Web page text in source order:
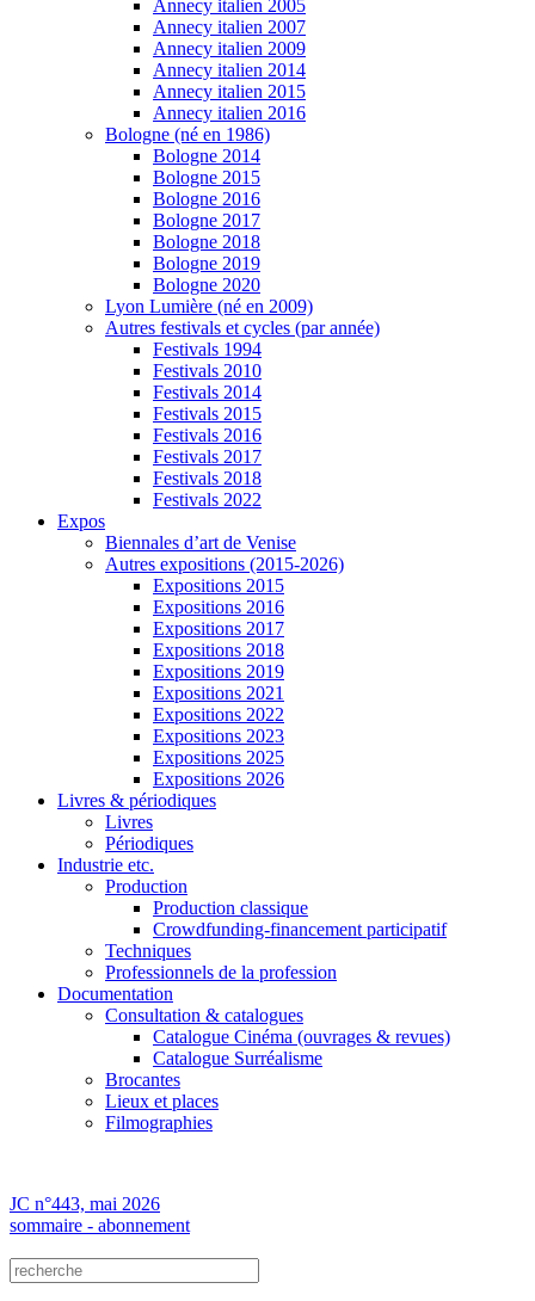
Annecy italien 2005
Annecy italien 2007
Annecy italien 2009
Annecy italien 2014
Annecy italien 2015
Annecy italien 2016
Bologne (né en 1986)
Bologne 2014
Bologne 2015
Bologne 2016
Bologne 2017
Bologne 2018
Bologne 2019
Bologne 2020
Lyon Lumière (né en 2009)
Autres festivals et cycles (par année)
Festivals 1994
Festivals 2010
Festivals 2014
Festivals 2015
Festivals 2016
Festivals 2017
Festivals 2018
Festivals 2022
Expos
Biennales d’art de Venise
Autres expositions (2015-2026)
Expositions 2015
Expositions 2016
Expositions 2017
Expositions 2018
Expositions 2019
Expositions 2021
Expositions 2022
Expositions 2023
Expositions 2025
Expositions 2026
Livres & périodiques
Livres
Périodiques
Industrie etc.
Production
Production classique
Crowdfunding-financement participatif
Techniques
Professionnels de la profession
Documentation
Consultation & catalogues
Catalogue Cinéma (ouvrages & revues)
Catalogue Surréalisme
Brocantes
Lieux et places
Filmographies
JC n°443, mai 2026
sommaire - abonnement